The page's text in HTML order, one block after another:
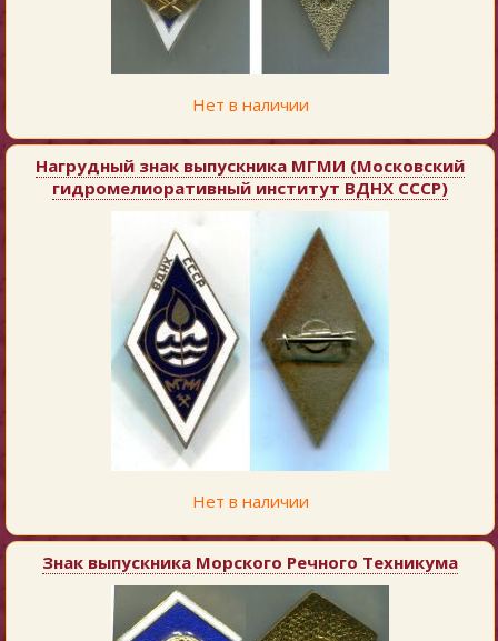
Нет в наличии
Нагрудный знак выпускника МГМИ (Московский
гидромелиоративный институт ВДНХ СССР)
Нет в наличии
Знак выпускника Морского Речного Техникума